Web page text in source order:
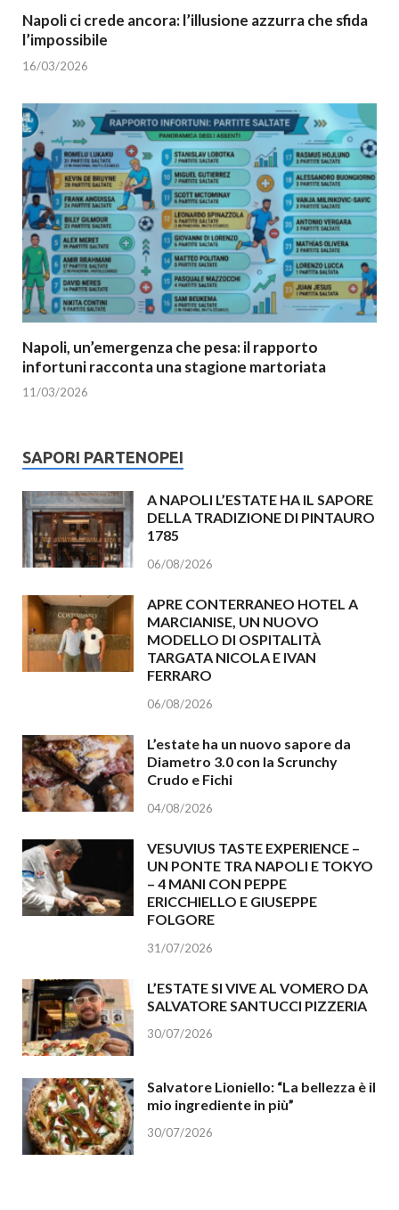
Napoli ci crede ancora: l’illusione azzurra che sfida
l’impossibile
16/03/2026
Napoli, un’emergenza che pesa: il rapporto
infortuni racconta una stagione martoriata
11/03/2026
SAPORI PARTENOPEI
A NAPOLI L’ESTATE HA IL SAPORE
DELLA TRADIZIONE DI PINTAURO
1785
06/08/2026
APRE CONTERRANEO HOTEL A
MARCIANISE, UN NUOVO
MODELLO DI OSPITALITÀ
TARGATA NICOLA E IVAN
FERRARO
06/08/2026
L’estate ha un nuovo sapore da
Diametro 3.0 con la Scrunchy
Crudo e Fichi
04/08/2026
VESUVIUS TASTE EXPERIENCE –
UN PONTE TRA NAPOLI E TOKYO
– 4 MANI CON PEPPE
ERICCHIELLO E GIUSEPPE
FOLGORE
31/07/2026
L’ESTATE SI VIVE AL VOMERO DA
SALVATORE SANTUCCI PIZZERIA
30/07/2026
Salvatore Lioniello: “La bellezza è il
mio ingrediente in più”
30/07/2026